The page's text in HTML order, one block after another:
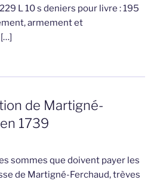
L 10 s deniers pour livre : 195
armement et
de Martigné-
1739
sommes que doivent payer les
de Martigné-Ferchaud, trèves